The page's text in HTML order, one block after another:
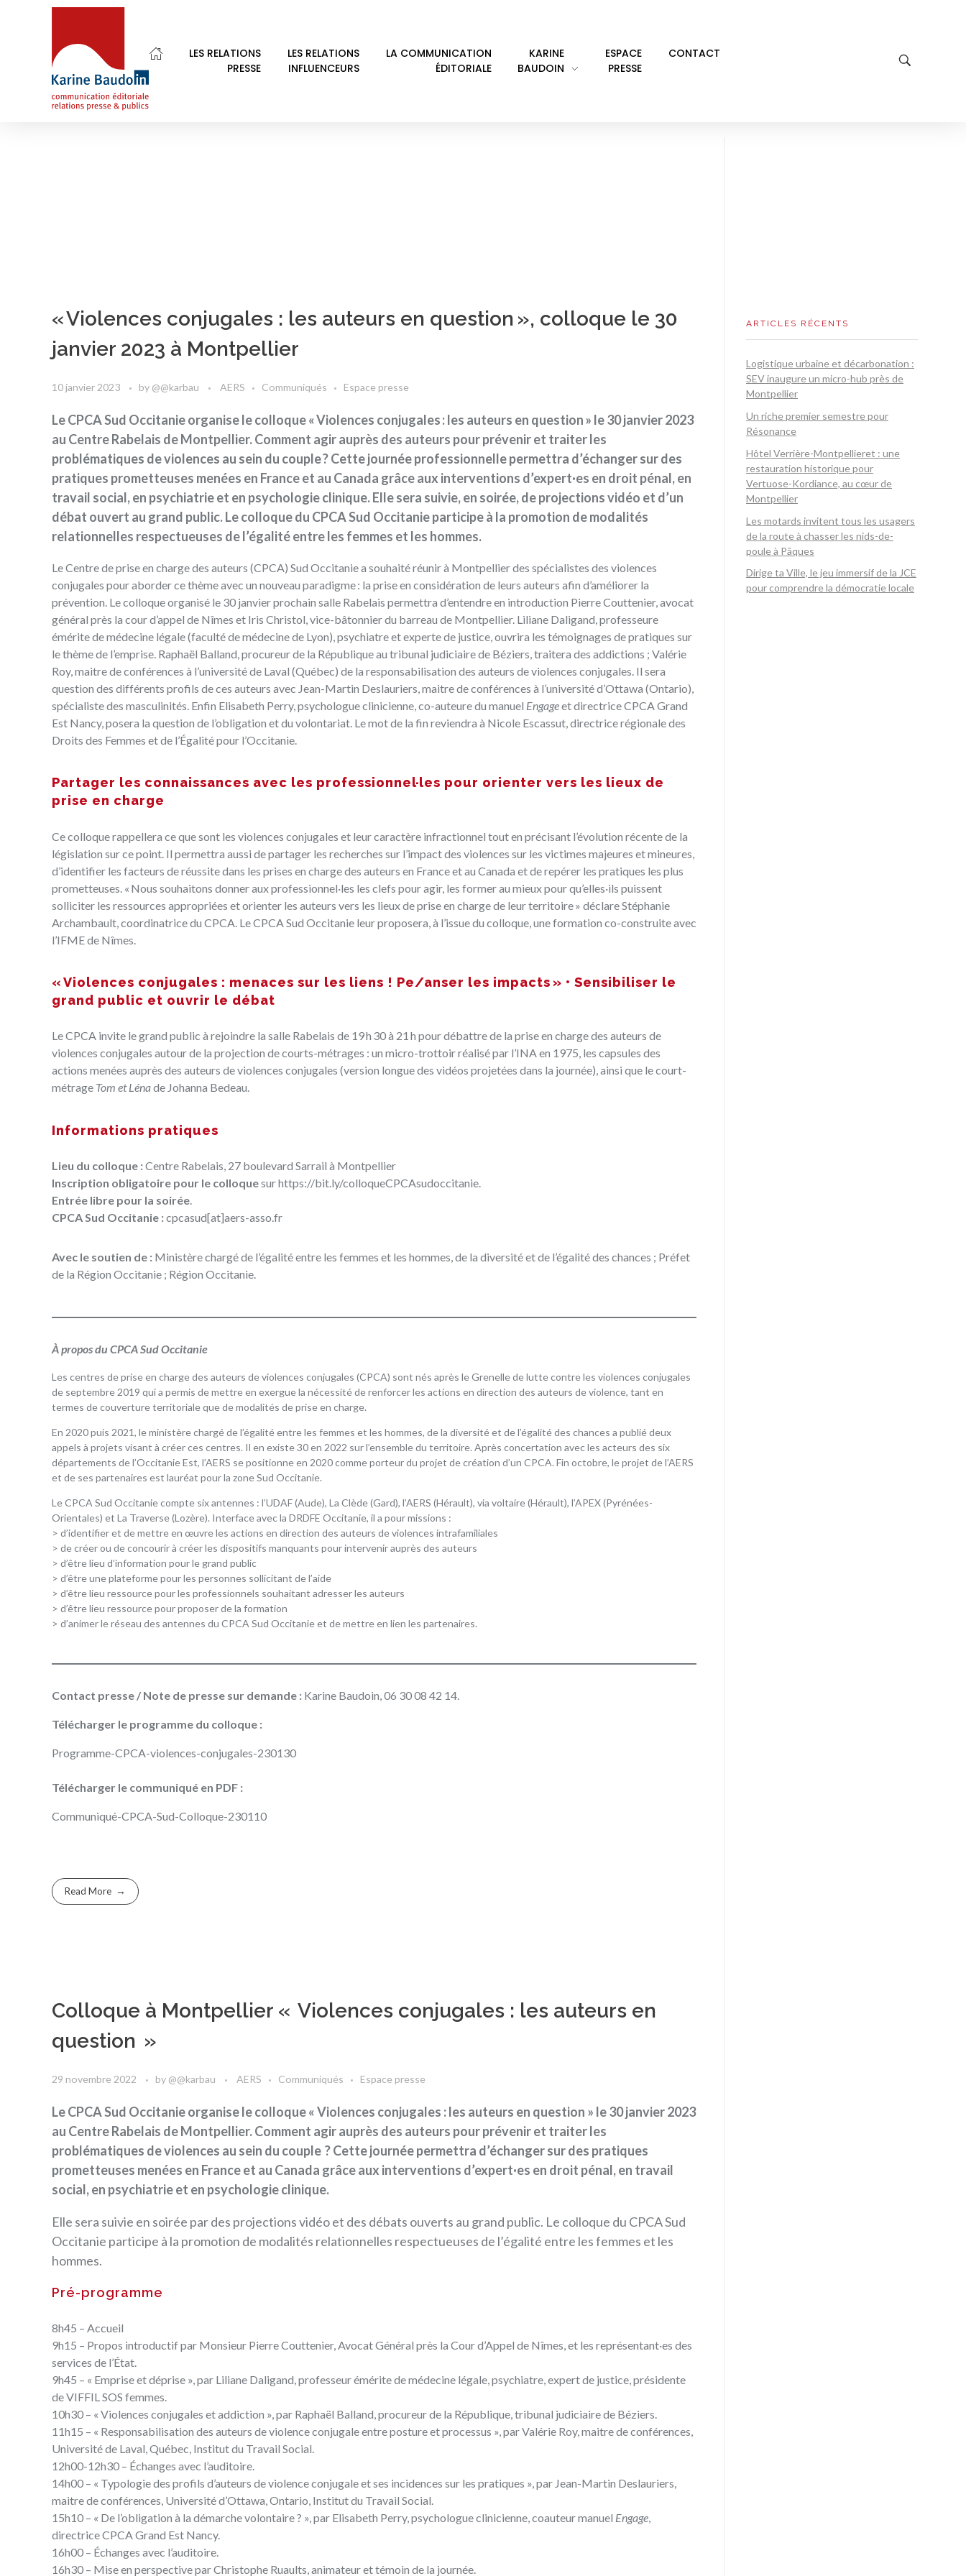
LES RELATIONS
PRESSE
LES RELATIONS
INFLUENCEURS
LA COMMUNICATION
ÉDITORIALE
KARINE
BAUDOIN
ESPACE
PRESSE
CONTACT
Home
POSTS TAGGED: ÉGALITÉ FEMMES HOMMES
« Violences conjugales : les auteurs en question », colloque le 30
janvier 2023 à Montpellier
10 janvier 2023 by @@karbau AERS Communiqués Espace presse
Le CPCA Sud Occitanie organise le colloque « Violences conjugales : les auteurs en question » le 30 janvier 2023
au Centre Rabelais de Montpellier. Comment agir auprès des auteurs pour prévenir et traiter les
problématiques de violences au sein du couple ? Cette journée professionnelle permettra d’échanger sur des
pratiques prometteuses menées en France et au Canada grâce aux interventions d’expert·es en droit pénal, en
travail social, en psychiatrie et en psychologie clinique. Elle sera suivie, en soirée, de projections vidéo et d’un
débat ouvert au grand public. Le colloque du CPCA Sud Occitanie participe à la promotion de modalités
relationnelles respectueuses de l’égalité entre les femmes et les hommes.
LeCentre de prise en charge des auteurs (CPCA) Sud Occitaniea souhaité réunir à Montpellier des spécialistes des violences
conjugales pour aborder ce thème avec un nouveau paradigme : la prise en considération de leurs auteurs afin d’améliorer la
prévention. Le colloque organisé le 30 janvier prochain salle Rabelais permettra d’entendre en introduction Pierre Couttenier, avocat
général près la cour d’appel de Nîmes et Iris Christol, vice-bâtonnier du barreau de Montpellier. Liliane Daligand, professeure
émérite de médecine légale (faculté de médecine de Lyon), psychiatre et experte de justice, ouvrira les témoignages de pratiques sur
le thème de l’emprise. Raphaël Balland, procureur de la République au tribunal judiciaire de Béziers, traitera des addictions ; Valérie
Roy, maitre de conférences à l’université de Laval (Québec) de la responsabilisation des auteurs de violences conjugales. Il sera
question des différents profils de ces auteurs avec Jean-Martin Deslauriers, maitre de conférences à l’université d’Ottawa (Ontario),
spécialiste des masculinités. Enfin Elisabeth Perry, psychologue clinicienne, co-auteure du manuel Engageet directrice CPCA Grand
Est Nancy, posera la question de l’obligation et du volontariat. Le mot de la fin reviendra à Nicole Escassut, directrice régionale des
Droits des Femmes et de l’Égalité pour l’Occitanie.
Partager les connaissances avec les professionnel·les pour orienter vers les lieux de
prise en charge
Ce colloque rappellera ce que sont les violences conjugales et leur caractère infractionnel tout en précisant l’évolution récente de la
législation sur ce point. Il permettra aussi de partager les recherches sur l’impact des violences sur les victimes majeures et mineures,
d’identifier les facteurs de réussite dans les prises en charge des auteurs en France et au Canada et de repérer les pratiques les plus
prometteuses. « Nous souhaitons donner aux professionnel·les les clefs pour agir, les former au mieux pour qu’elles·ils puissent
solliciter les ressources appropriées et orienter les auteurs vers les lieux de prise en charge de leur territoire » déclare Stéphanie
Archambault, coordinatrice du CPCA. Le CPCA Sud Occitanie leur proposera, à l’issue du colloque, une formation co-construite avec
l’IFME de Nîmes.
« Violences conjugales : menaces sur les liens ! Pe/anser les impacts » • Sensibiliser le
grand public et ouvrir le débat
Le CPCA invite le grand public à rejoindre la salle Rabelais de 19 h 30 à 21 h pour débattre de la prise en charge des auteurs de
violences conjugales autour de la projection de courts-métrages : un micro-trottoir réalisé par l’INA en 1975, les capsules des
actions menées auprès des auteurs de violences conjugales (version longue des vidéos projetées dans la journée), ainsi que le court-
métrage Tom et Lénade Johanna Bedeau.
Informations pratiques
Lieu du colloque :Centre Rabelais, 27 boulevard Sarrail à Montpellier
Inscription obligatoire pour le colloquesurhttps://bit.ly/colloqueCPCAsudoccitanie.
Entrée libre pour la soirée.
CPCA Sud Occitanie :cpcasud[at]aers-asso.fr
Avec le soutien de : Ministère chargé de l’égalité entre les femmes et les hommes, de la diversité et de l’égalité des chances ; Préfet
de la Région Occitanie ; Région Occitanie.
À propos du CPCA Sud Occitanie
Les centres de prise en charge des auteurs de violences conjugales (CPCA) sont nés après le Grenelle de lutte contre les violences conjugales
de septembre 2019 qui a permis de mettre en exergue la nécessité de renforcer les actions en direction des auteurs de violence, tant en
termes de couverture territoriale que de modalités de prise en charge.
En 2020 puis 2021, le ministère chargé de l’égalité entre les femmes et les hommes, de la diversité et de l’égalité des chances a publié deux
appels à projets visant à créer ces centres. Il en existe 30 en 2022 sur l’ensemble du territoire. Après concertation avec les acteurs des six
départements de l’Occitanie Est, l’AERS se positionne en 2020 comme porteur du projet de création d’un CPCA. Fin octobre, le projet de l’AERS
et de ses partenaires est lauréat pour la zone Sud Occitanie.
Le CPCA Sud Occitanie compte six antennes : l’UDAF (Aude), La Clède (Gard), l’AERS (Hérault), via voltaire (Hérault), l’APEX (Pyrénées-
Orientales) et La Traverse (Lozère). Interface avec la DRDFE Occitanie, il a pourmissions :
> d’identifier et de mettre en œuvre les actions en direction des auteurs de violences intrafamiliales
> de créer ou de concourir à créer les dispositifs manquants pour intervenir auprès des auteurs
> d’être lieu d’information pour le grand public
> d’être une plateforme pour les personnes sollicitant de l’aide
> d’être lieu ressource pour les professionnels souhaitant adresser les auteurs
> d’être lieu ressource pour proposer de la formation
> d’animer le réseau des antennes du CPCA Sud Occitanie et de mettre en lien les partenaires.
Contact presse / Note de presse sur demande : Karine Baudoin,06 30 08 42 14.
Télécharger le programme du colloque :
Programme-CPCA-violences-conjugales-230130
Télécharger le communiqué en PDF :
Communiqué-CPCA-Sud-Colloque-230110
Read More
Colloque à Montpellier « Violences conjugales : les auteurs en
question »
29 novembre 2022 by @@karbau AERS Communiqués Espace presse
Le CPCA Sud Occitanie organise le colloque « Violences conjugales : les auteurs en question » le 30 janvier 2023
au Centre Rabelais de Montpellier. Comment agir auprès des auteurs pour prévenir et traiter les
problématiques de violences au sein du couple ? Cette journée permettra d’échanger sur des pratiques
prometteuses menées en France et au Canada grâce aux interventions d’expert·es en droit pénal, en travail
social, en psychiatrie et en psychologie clinique.
Elle sera suivie en soirée par des projections vidéo et des débats ouverts au grand public. Le colloque du CPCA Sud
Occitanie participe à la promotion de modalités relationnelles respectueuses de l’égalité entre les femmes et les
hommes.
Pré-programme
8h45 – Accueil
9h15 – Propos introductif par Monsieur Pierre Couttenier, Avocat Général près la Cour d’Appel de Nîmes, et les représentant·es des
services de l’État.
9h45 – « Emprise et déprise », par Liliane Daligand, professeur émérite de médecine légale, psychiatre, expert de justice, présidente
de VIFFIL SOS femmes.
10h30 – « Violences conjugales et addiction », par Raphaël Balland, procureur de la République, tribunal judiciaire de Béziers.
11h15 – « Responsabilisation des auteurs de violence conjugale entre posture et processus », par Valérie Roy, maitre de conférences,
Université de Laval, Québec, Institut du Travail Social.
12h00-12h30 – Échanges avec l’auditoire.
14h00 – « Typologie des profils d’auteurs de violence conjugale et ses incidences sur les pratiques », par Jean-Martin Deslauriers,
maitre de conférences, Université d’Ottawa, Ontario, Institut du Travail Social.
15h10 – « De l’obligation à la démarche volontaire ? », par Elisabeth Perry, psychologue clinicienne, coauteur manuel Engage
directrice CPCA Grand Est Nancy.
16h00 – Échanges avec l’auditoire.
16h30 – Mise en perspective par Christophe Ruaults, animateur et témoin de la journée.
ARTICLES RÉCENTS
Logistique urbaine et décarbonation :
SEV inaugure un micro-hub près de
Montpellier
Un riche premier semestre pour
Résonance
Hôtel Verrière-Montpellieret : une
restauration historique pour
Vertuose-Kordiance, au cœur de
Montpellier
Les motards invitent tous les usagers
de la route à chasser les nids-de-
poule à Pâques
Dirige ta Ville, le jeu immersif de la JCE
pour comprendre la démocratie locale